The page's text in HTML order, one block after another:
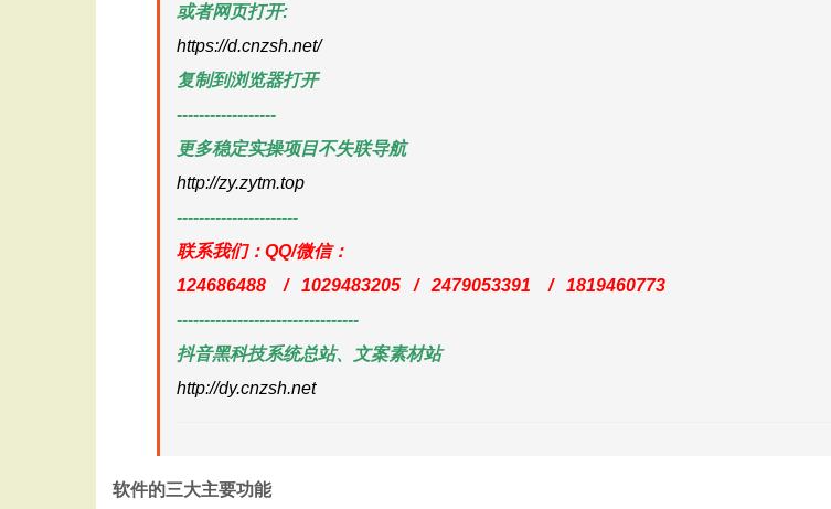
或者网页打开:
https://d.cnzsh.net/
复制到浏览器打开
------------------
更多稳定实操项目不失联导航
http://zy.zytm.top
----------------------
联系我们：QQ/微信：
124686488 / 1029483205 / 2479053391 / 1819460773
---------------------------------
抖音黑科技系统总站、文案素材站
http://dy.cnzsh.net
软件的三大主要功能